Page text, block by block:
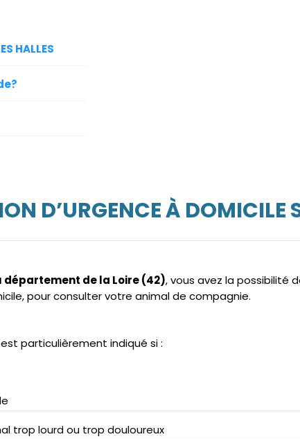
HALLES
D’URGENCE À DOMICILE
de la Loire (42), vous avez la possibilité
pour consulter votre animal de compagnie.
est particulièrement indiqué si :
trop lourd ou trop douloureux